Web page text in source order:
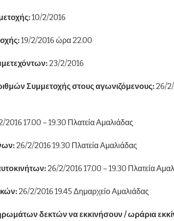
10/2/2016
19/2/2016 ώρα 22.00
23/2/2016
Συμμετοχής στους αγωνιζόμενους: 26/
2016 17.00 – 19.30 Πλατεία Αμαλιάδας
26/2/2016 19.30 Πλατεία Αμαλιάδας
26/2/2016 17.00 – 19.30 Πλατεία
26/2/2016 19.45 Δημαρχείο Αμαλιάδας
δεκτών να εκκινήσουν / ωράρια